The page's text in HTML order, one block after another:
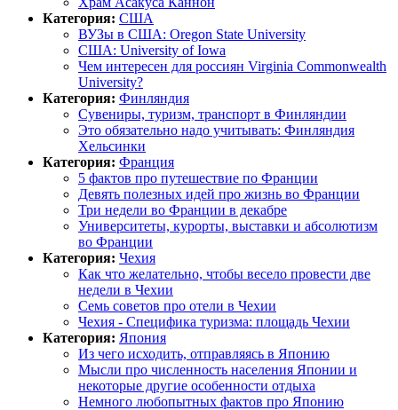
Категория: США
ВУЗы в США: Oregon State University
США: University of Iowa
Чем интересен для россиян Virginia Commonwealth
University?
Категория: Финляндия
Сувениры, туризм, транспорт в Финляндии
Это обязательно надо учитывать: Финляндия
Хельсинки
Категория: Франция
5 фактов про путешествие по Франции
Девять полезных идей про жизнь во Франции
Три недели во Франции в декабре
Университеты, курорты, выставки и абсолютизм
во Франции
Категория: Чехия
Как что желательно, чтобы весело провести две
недели в Чехии
Семь советов про отели в Чехии
Чехия - Специфика туризма: площадь Чехии
Категория: Япония
Из чего исходить, отправляясь в Японию
Мысли про численность населения Японии и
некоторые другие особенности отдыха
Немного любопытных фактов про Японию